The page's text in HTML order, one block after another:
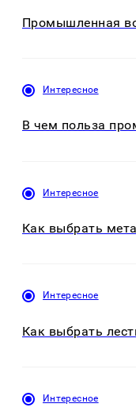
Промышленная
Интересное
В чем польза
Интересное
Как выбрать
Интересное
Как выбрать
Интересное